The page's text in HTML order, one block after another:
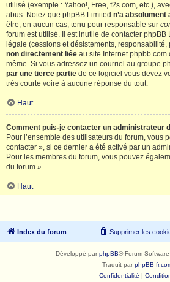
utilisé (exemple : Yahoo!, Free, f2s.com, etc.),
abus. Notez que phpBB Limited n’a
être, en aucun cas, tenu pour responsable sur
forum est utilisé. Il est inutile de contacter phpBB
légale (cessions et désistements,
non directement liée au site Internet
même. Si vous adressez un courriel au groupe
par une tierce partie de ce logiciel vous devez
très courte voire à aucune réponse du tout.
Haut
Comment puis-je contacter un administrateur
Pour l’ensemble des utilisateurs du forum, vous
contacter », si ce dernier a été activé par un
Pour les membres du forum, vous pouvez
du forum ».
Haut
Index du forum Supprimer les
Développé parphpBB® Forum
Traduit parphpBB-
Confidentialité |